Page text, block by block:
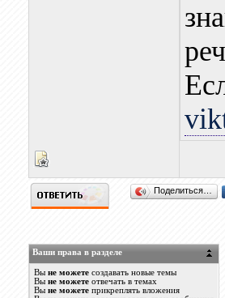
Поделиться…
Ваши права в разделе
Вы не можетесоздавать новые темы
Вы не можетеотвечать в темах
Вы не можетеприкреплять вложения